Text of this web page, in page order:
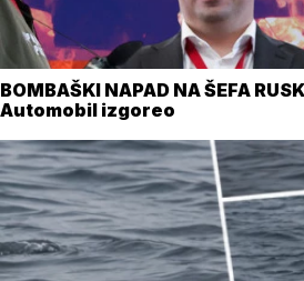
BOMBAŠKI NAPAD NA ŠEFA
Automobil izgoreo